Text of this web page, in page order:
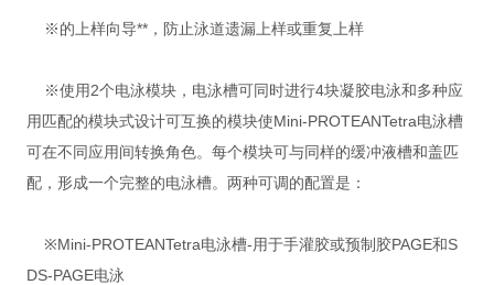
※的上样向导**，防止泳道遗漏上样或重复上样
※使用2个电泳模块，电泳槽可同时进行4块凝胶电泳和多种应
用匹配的模块式设计可互换的模块使Mini-PROTEANTetra电泳槽
可在不同应用间转换角色。每个模块可与同样的缓冲液槽和盖匹
配，形成一个完整的电泳槽。两种可调的配置是：
※Mini-PROTEANTetra电泳槽-用于手灌胶或预制胶PAGE和S
DS-PAGE电泳